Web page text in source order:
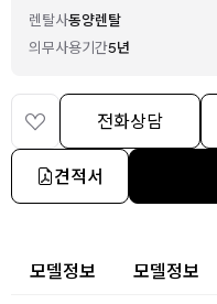
렌탈사동양렌탈
의무사용기간5년
전화상담
견적서
상세 정보
모델정보 모델정보